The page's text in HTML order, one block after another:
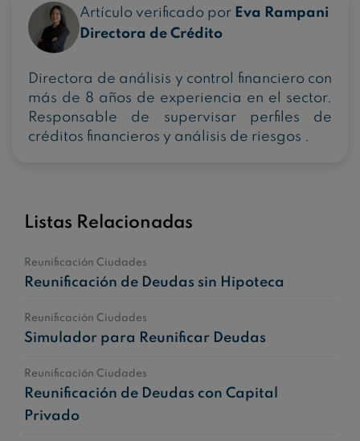
Artículo verificado por Eva Rampani
Directora de Crédito
Directora de análisis y control financiero con
más de 8 años de experiencia en el sector.
Responsable de supervisar perfiles de
créditos financieros y análisis de riesgos .
Listas Relacionadas
Reunificación Ciudades
Reunificación de Deudas sin Hipoteca
Reunificación Ciudades
Simulador para Reunificar Deudas
Reunificación Ciudades
Reunificación de Deudas con Capital
Privado